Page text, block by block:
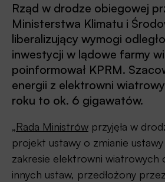
Rząd w drodze obiegowej
Ministerstwa Klimatu i
liberalizujący wymogi
inwestycji w lądowe farmy
poinformował KPRM.
energii z elektrowni
roku to ok. 6 gigawatów.
„Rada Ministrów przyjęła w
projekt ustawy o zmianie
zakresie elektrowni wiatrowych
innych ustaw, przedłożony